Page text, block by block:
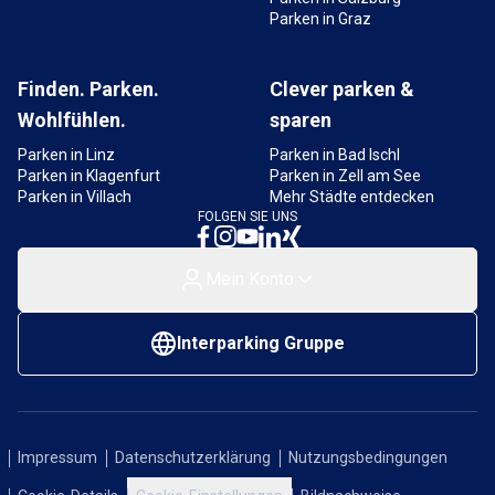
Das DomQuartier Salzburg begeistert mit
lebendig macht und unvergessliche Eindrücke
schenkt.
Parken in Graz
Finden. Parken.
Wohlfühlen.
Parken in Linz
Parken in Klagenfurt
Parken in Villach
Clever parken &
sparen
Parken in Bad Ischl
Parken in Zell am See
Mehr Städte entdecken
FOLGEN SIE UNS
Interparking Gruppe
Impressum Datenschutzerklärung Nutzungsbedingungen